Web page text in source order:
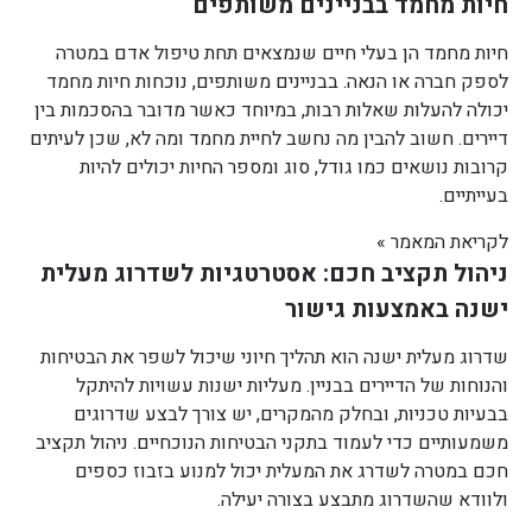
חיות מחמד הן בעלי חיים שנמצאים תחת טיפול אדם במטרה
לספק חברה או הנאה. בבניינים משותפים, נוכחות חיות מחמד
יכולה להעלות שאלות רבות, במיוחד כאשר מדובר בהסכמות בין
דיירים. חשוב להבין מה נחשב לחיית מחמד ומה לא, שכן לעיתים
קרובות נושאים כמו גודל, סוג ומספר החיות יכולים להיות
בעייתיים.
לקריאת המאמר »
ניהול תקציב חכם: אסטרטגיות לשדרוג מעלית
ישנה באמצעות גישור
שדרוג מעלית ישנה הוא תהליך חיוני שיכול לשפר את הבטיחות
והנוחות של הדיירים בבניין. מעליות ישנות עשויות להיתקל
בבעיות טכניות, ובחלק מהמקרים, יש צורך לבצע שדרוגים
משמעותיים כדי לעמוד בתקני הבטיחות הנוכחיים. ניהול תקציב
חכם במטרה לשדרג את המעלית יכול למנוע בזבוז כספים
ולוודא שהשדרוג מתבצע בצורה יעילה.